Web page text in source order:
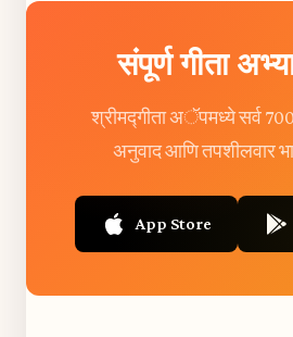
संपूर्ण गीता
श्रीमद्गीता अॅपमध्ये सर्व
अनुवाद आणि तपशीलवार
App Store